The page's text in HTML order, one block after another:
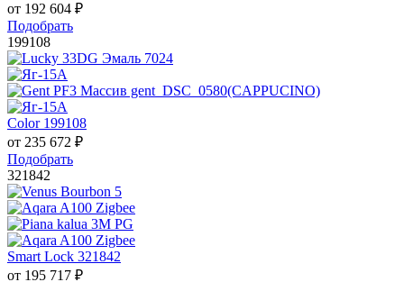
от 192 604 ₽
Подобрать
199108
Color 199108
от 235 672 ₽
Подобрать
321842
Smart Lock 321842
от 195 717 ₽